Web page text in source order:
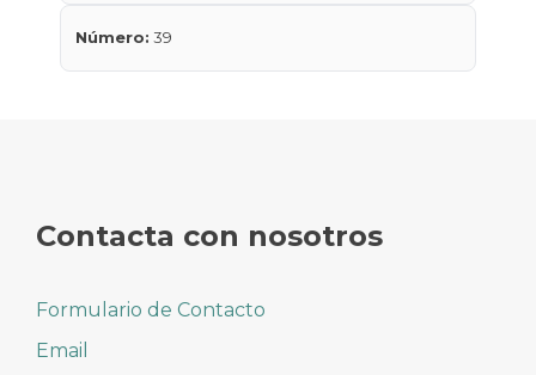
Número: 39
Contacta con nosotros
Formulario de Contacto
Email